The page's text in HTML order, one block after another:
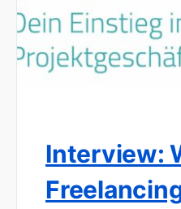
Interview: